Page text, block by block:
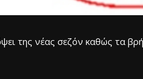
της νέας σεζόν καθώς τα